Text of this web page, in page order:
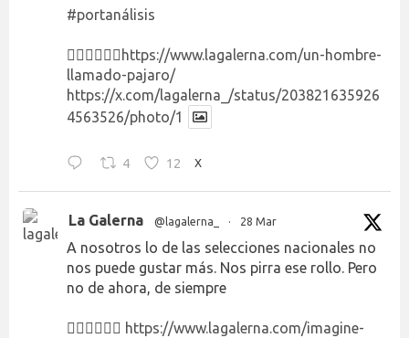
#portanálisis
👉🏻👉🏻👉🏻 https://www.lagalerna.com/un-hombre-
llamado-pajaro/
https://x.com/lagalerna_/status/203821635926
4563526/photo/1
4 12 X
La Galerna @lagalerna_ · 28 Mar
A nosotros lo de las selecciones nacionales no
nos puede gustar más. Nos pirra ese rollo. Pero
no de ahora, de siempre
👉🏻👉🏻👉🏻 https://www.lagalerna.com/imagine-